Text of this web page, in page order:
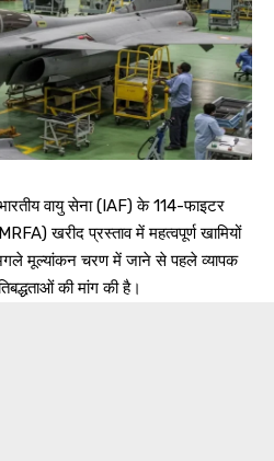
वायु सेना (IAF) के 114-फाइटर
खरीद प्रस्ताव में महत्वपूर्ण खामियों
मूल्यांकन चरण में जाने से पहले व्यापक
की मांग की है।